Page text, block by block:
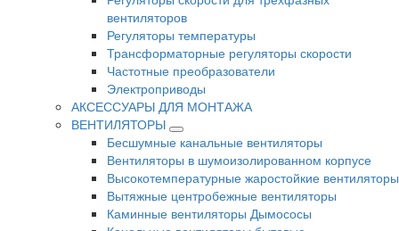
вентиляторов
Регуляторы температуры
Трансформаторные регуляторы скорости
Частотные преобразователи
Электроприводы
АКСЕССУАРЫ ДЛЯ МОНТАЖА
ВЕНТИЛЯТОРЫ
Бесшумные канальные вентиляторы
Вентиляторы в шумоизолированном корпусе
Высокотемпературные жаростойкие вентиляторы
Вытяжные центробежные вентиляторы
Каминные вентиляторы Дымососы